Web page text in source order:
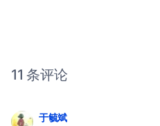
11 条评论
于毓斌